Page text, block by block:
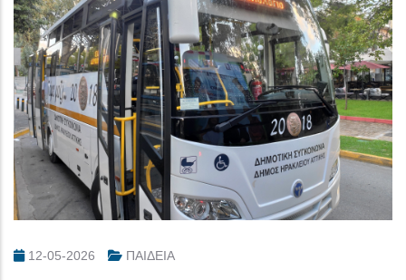
12-05-2026 ΠΑΙΔΕΙΑ